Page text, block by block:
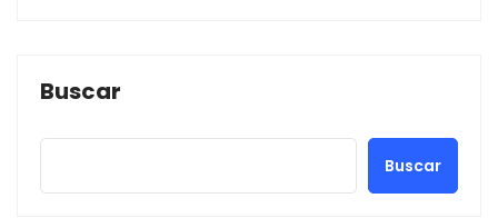
Buscar
Buscar